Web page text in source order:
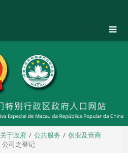
关于政府 公共服务
创业及营商
公司之登记